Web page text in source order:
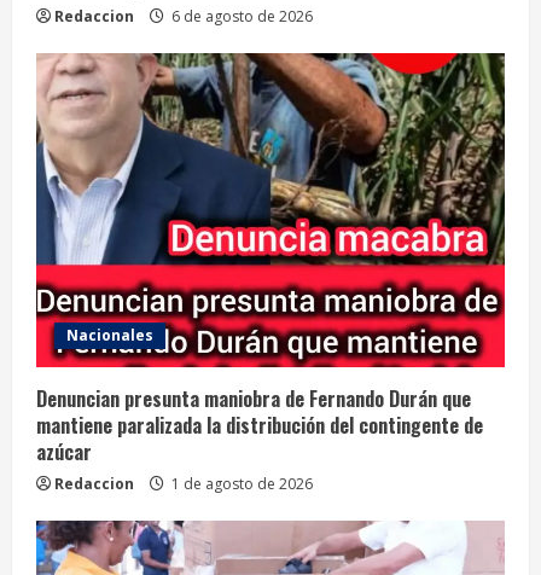
Redaccion 6 de agosto de 2026
Nacionales
Denuncian presunta maniobra de Fernando Durán que
mantiene paralizada la distribución del contingente de
azúcar
Redaccion 1 de agosto de 2026